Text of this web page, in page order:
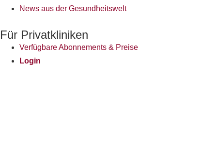
News aus der Gesundheitswelt
Für Privatkliniken
Verfügbare Abonnements & Preise
Login